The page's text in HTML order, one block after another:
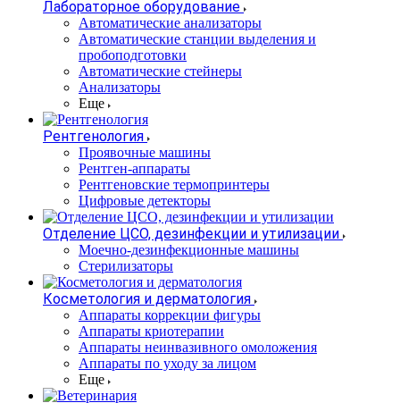
Лабораторное оборудование
Автоматические анализаторы
Автоматические станции выделения и
пробоподготовки
Автоматические стейнеры
Анализаторы
Еще
Рентгенология
Проявочные машины
Рентген-аппараты
Рентгеновские термопринтеры
Цифровые детекторы
Отделение ЦСО, дезинфекции и утилизации
Моечно-дезинфекционные машины
Стерилизаторы
Косметология и дерматология
Аппараты коррекции фигуры
Аппараты криотерапии
Аппараты неинвазивного омоложения
Аппараты по уходу за лицом
Еще